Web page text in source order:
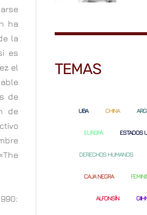
ha
la
es
el
de
de
TEMAS
UBA CHINA
EUROPA ESTADOS
DERECHOS HUMANOS
CAJA NEGRA
ALFONSÍN